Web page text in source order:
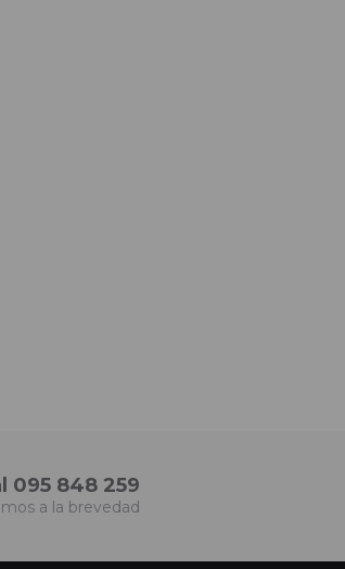
095 848 259
a la brevedad